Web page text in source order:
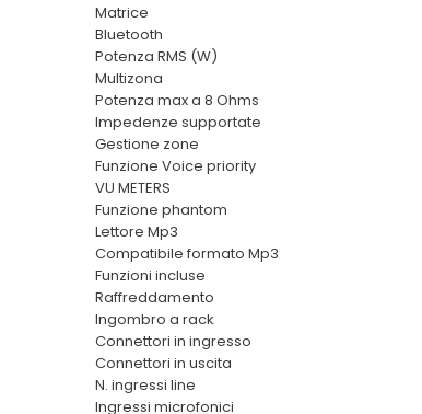
Matrice
Bluetooth
Potenza RMS (W)
Multizona
Potenza max a 8 Ohms
Impedenze supportate
Gestione zone
Funzione Voice priority
VU METERS
Funzione phantom
Lettore Mp3
Compatibile formato Mp3
Funzioni incluse
Raffreddamento
Ingombro a rack
Connettori in ingresso
Connettori in uscita
N. ingressi line
Ingressi microfonici